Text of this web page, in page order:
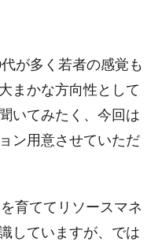
が多く若者の感覚も
まかな方向性として
いてみたく、今回は
ン用意させていただ
育ててリソースマネ
していますが、では